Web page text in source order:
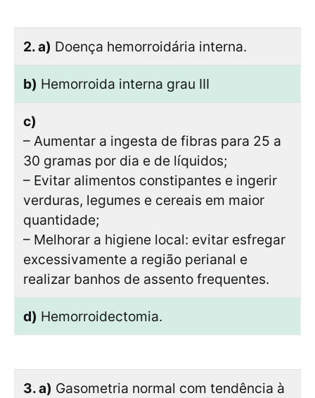
2. a) Doença hemorroidária interna.
b) Hemorroida interna grau III
c)
– Aumentar a ingesta de fibras para 25 a
30 gramas por dia e de líquidos;
– Evitar alimentos constipantes e ingerir
verduras, legumes e cereais em maior
quantidade;
– Melhorar a higiene local: evitar esfregar
excessivamente a região perianal e
realizar banhos de assento frequentes.
d) Hemorroidectomia.
3. a) Gasometria normal com tendência à